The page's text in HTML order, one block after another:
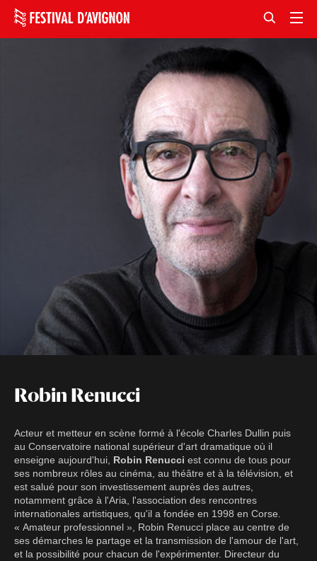
Robin Renucci
Acteur et metteur en scène formé à l'école Charles Dullin puis
au Conservatoire national supérieur d'art dramatique où il
enseigne aujourd'hui, Robin Renucci est connu de tous pour
ses nombreux rôles au cinéma, au théâtre et à la télévision, et
est salué pour son investissement auprès des autres,
notamment grâce à l'Aria, l'association des rencontres
internationales artistiques, qu'il a fondée en 1998 en Corse.
« Amateur professionnel », Robin Renucci place au centre de
ses démarches le partage et la transmission de l'amour de l'art,
et la possibilité pour chacun de l'expérimenter. Directeur du